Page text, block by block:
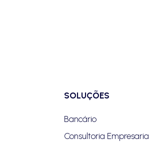
SOLUÇÕES
Bancário
Consultoria Empresarial